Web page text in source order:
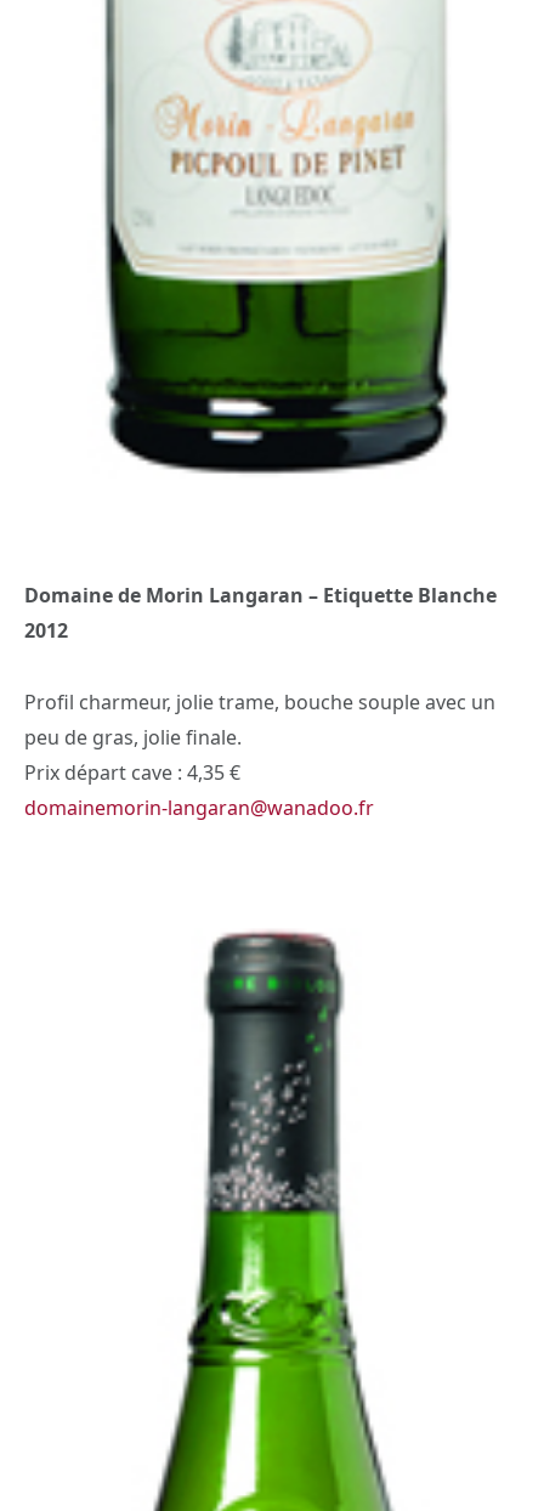
Domaine de Morin Langaran – Etiquette Blanche
2012
Profil charmeur, jolie trame, bouche souple avec un
peu de gras, jolie finale.
Prix départ cave : 4,35 €
domainemorin-langaran@wanadoo.fr